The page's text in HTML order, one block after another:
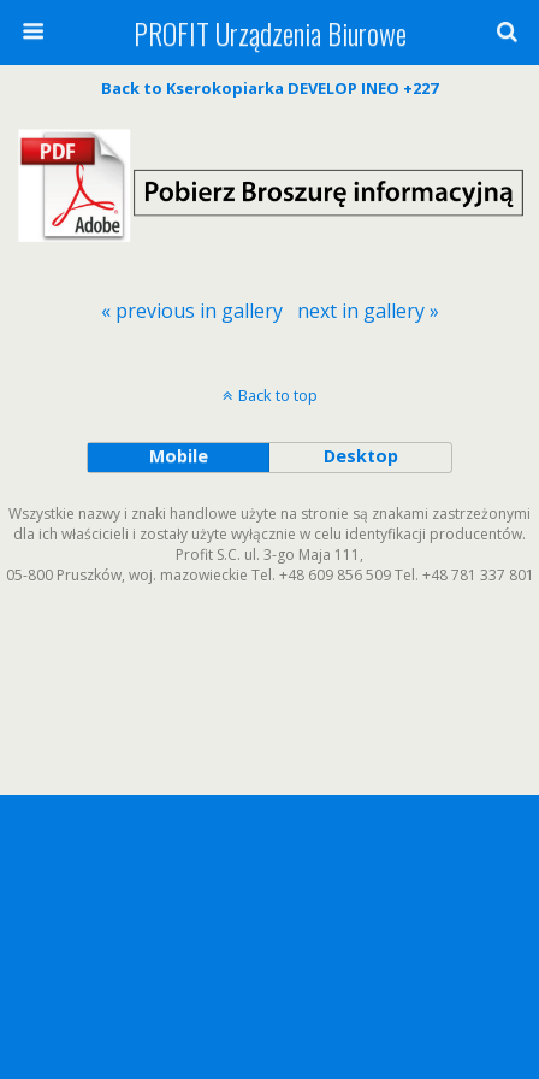
PROFIT Urządzenia Biurowe
Back to Kserokopiarka DEVELOP INEO +227
« previous in gallery next in gallery »
Back to top
Mobile Desktop
Wszystkie nazwy i znaki handlowe użyte na stronie są znakami zastrzeżonymi
dla ich właścicieli i zostały użyte wyłącznie w celu identyfikacji producentów.
Profit S.C. ul. 3-go Maja 111 ,
05-800 Pruszków, woj. mazowieckie Tel. +48 609 856 509Tel. +48 781 337 801